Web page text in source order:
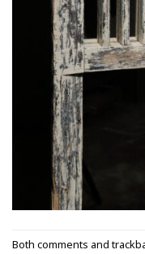
Both comments and